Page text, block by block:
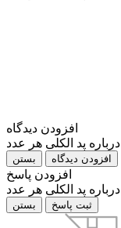
افزودن دیدگاه
درباره پد الکلی هر عدد
بستن
افزودن پاسخ
درباره پد الکلی هر عدد
بستن